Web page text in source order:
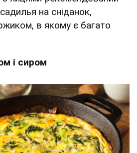
на сніданок,
в якому є багато
і сиром